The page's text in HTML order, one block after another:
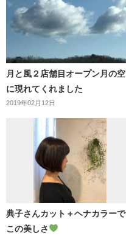
月と風２店舗目オープン月の空
に現れてくれました
2019年02月12日
典子さんカット＋ヘナカラーで
この美しさ